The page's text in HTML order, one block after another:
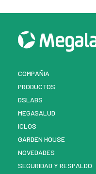
COMPAÑIA
PRODUCTOS
DSLABS
MEGASALUD
ICLOS
GARDEN HOUSE
NOVEDADES
SEGURIDAD Y RESPALDO